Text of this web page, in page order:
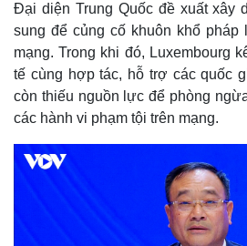
Đại diện Trung Quốc đề xuất xây
sung để củng cố khuôn khổ pháp
mạng. Trong khi đó, Luxembourg
tế cùng hợp tác, hỗ trợ các quốc
còn thiếu nguồn lực để phòng
các hành vi phạm tội trên mạng.